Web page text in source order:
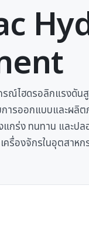
รณ์ไฮดรอลิกแรงดั
ารออกแบบและผลิต
กร่ง ทนทาน และปล
ครื่องจักรในอุตสาห